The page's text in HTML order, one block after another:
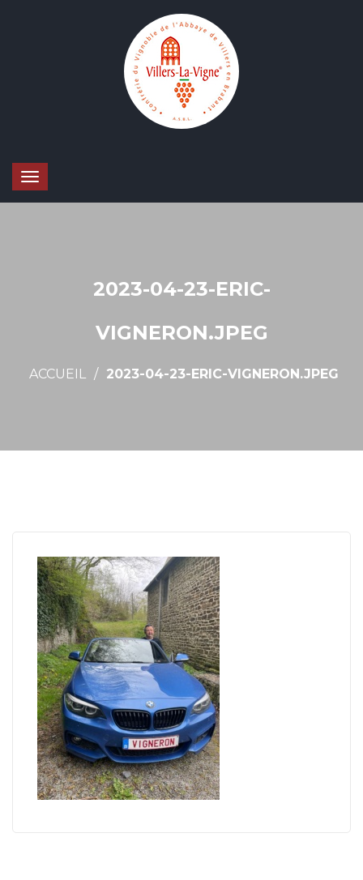
2023-04-23-ERIC-
VIGNERON.JPEG
ACCUEIL 2023-04-23-ERIC-VIGNERON.JPEG